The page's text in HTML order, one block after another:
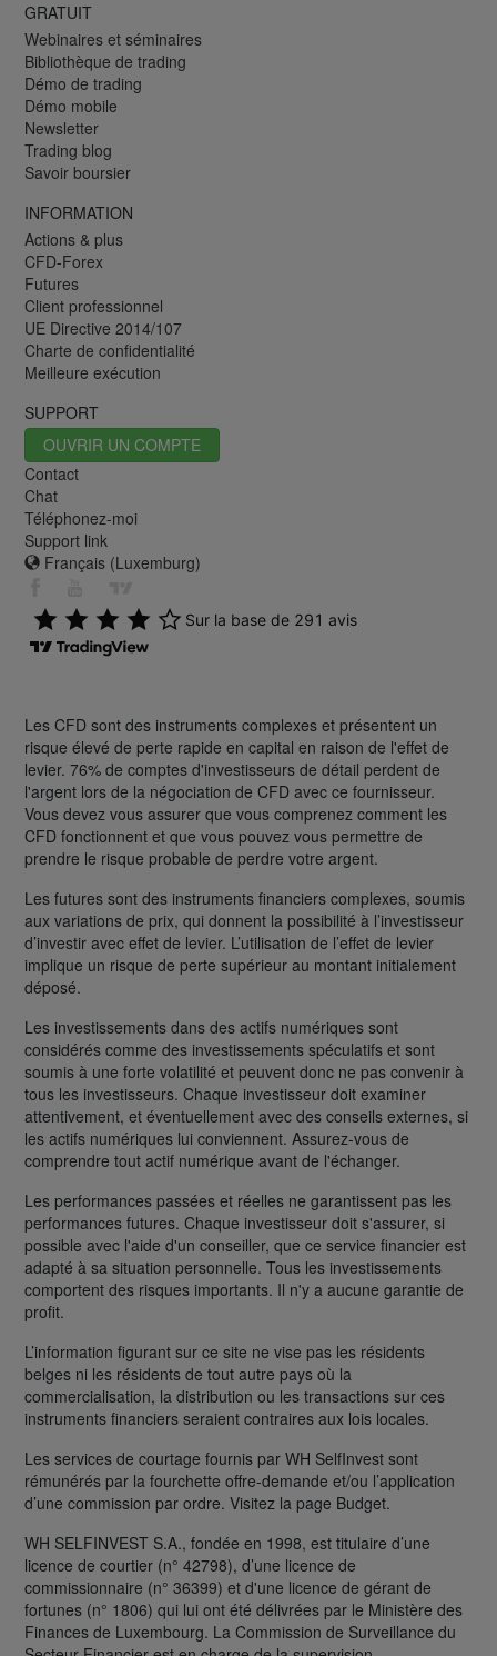
GRATUIT
Webinaires et séminaires
Bibliothèque de trading
Démo de trading
Démo mobile
Newsletter
Trading blog
Savoir boursier
INFORMATION
Actions & plus
CFD-Forex
Futures
Client professionnel
UE Directive 2014/107
Charte de confidentialité
Meilleure exécution
SUPPORT
OUVRIR UN COMPTE
Contact
Chat
Téléphonez-moi
Support link
Français (Luxemburg)
Les CFD sont des instruments complexes et présentent un
risque élevé de perte rapide en capital en raison de l'effet de
levier. 76% de comptes d'investisseurs de détail perdent de
l'argent lors de la négociation de CFD avec ce fournisseur.
Vous devez vous assurer que vous comprenez comment les
CFD fonctionnent et que vous pouvez vous permettre de
prendre le risque probable de perdre votre argent.
Les futures sont des instruments financiers complexes, soumis
aux variations de prix, qui donnent la possibilité à l’investisseur
d’investir avec effet de levier. L’utilisation de l’effet de levier
implique un risque de perte supérieur au montant initialement
déposé.
Les investissements dans des actifs numériques sont
considérés comme des investissements spéculatifs et sont
soumis à une forte volatilité et peuvent donc ne pas convenir à
tous les investisseurs. Chaque investisseur doit examiner
attentivement, et éventuellement avec des conseils externes, si
les actifs numériques lui conviennent. Assurez-vous de
comprendre tout actif numérique avant de l'échanger.
Les performances passées et réelles ne garantissent pas les
performances futures. Chaque investisseur doit s'assurer, si
possible avec l'aide d'un conseiller, que ce service financier est
adapté à sa situation personnelle. Tous les investissements
comportent des risques importants. Il n'y a aucune garantie de
profit.
L’information figurant sur ce site ne vise pas les résidents
belges ni les résidents de tout autre pays où la
commercialisation, la distribution ou les transactions sur ces
instruments financiers seraient contraires aux lois locales.
Les services de courtage fournis par WH SelfInvest sont
rémunérés par la fourchette offre-demande et/ou l’application
d’une commission par ordre. Visitez la page Budget.
WH SELFINVEST S.A., fondée en 1998, est titulaire d’une
licence de courtier (n° 42798), d’une licence de
commissionnaire (n° 36399) et d'une licence de gérant de
fortunes (n° 1806) qui lui ont été délivrées par le Ministère des
Finances de Luxembourg. La Commission de Surveillance du